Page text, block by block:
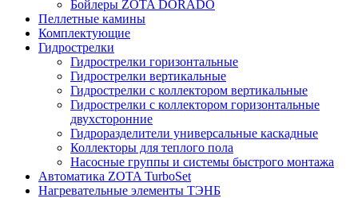
Бойлеры ZOTA DORADO
Пеллетные камины
Комплектующие
Гидрострелки
Гидрострелки горизонтальные
Гидрострелки вертикальные
Гидрострелки с коллектором вертикальные
Гидрострелки с коллектором горизонтальные
двухсторонние
Гидроразделители универсальные каскадные
Коллекторы для теплого пола
Насосные группы и системы быстрого монтажа
Автоматика ZOTA TurboSet
Нагревательные элементы ТЭНБ